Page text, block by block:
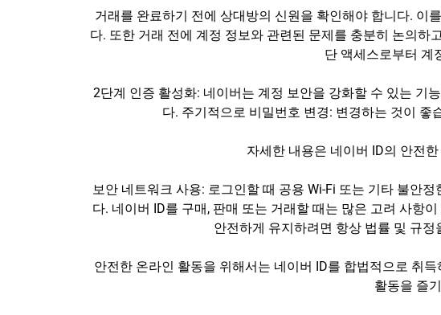
거래를 완료하기 전에 상대방의 신원을 확인해야 합니다. 이
다. 또한 거래 전에 계정 정보와 관련된 문제를 충분히 논의
단 액세스로부터 계
2단계 인증 활성화: 네이버는 계정 보안을 강화할 수 있는 기
다. 주기적으로 비밀번호 변경: 변경하는 것이
자세한 내용은 네이버 ID의 안전
보안 네트워크 사용: 로그인할 때 공용 Wi-Fi 또는 기타 불안
다. 네이버 ID를 구매, 판매 또는 거래할 때는 많은 고려 사항
안전하게 유지하려면 항상 법률 및 규
안전한 온라인 활동을 위해서는 네이버 ID를 합법적으로 취
활동을 즐